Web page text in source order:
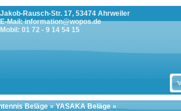
Jakob-Rausch-Str. 17, 53474 Ahrweiler
E-Mail: information@wopos.de
Mobil: 01 72 - 9 14 54 15
Beläge»YASAKA Beläge»